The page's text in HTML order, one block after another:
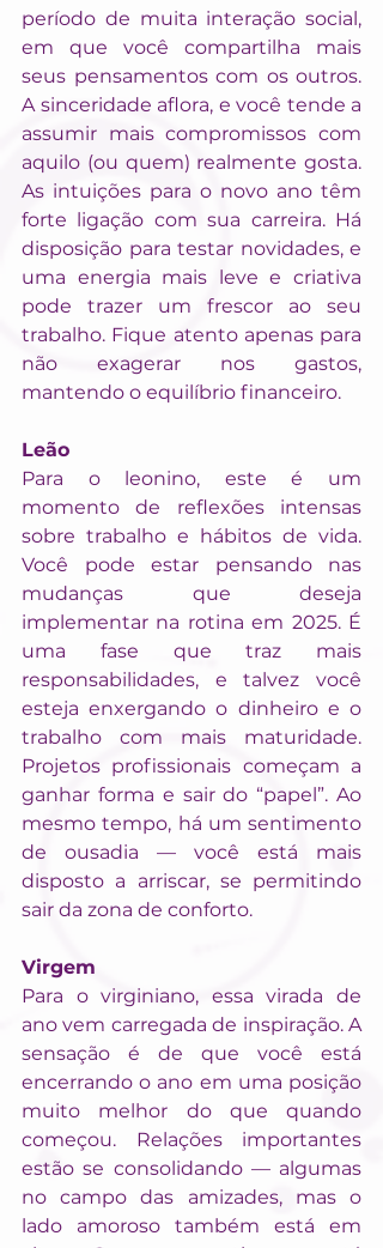
período de muita interação social,
em que você compartilha mais
seus pensamentos com os outros.
A sinceridade aflora, e você tende a
assumir mais compromissos com
aquilo (ou quem) realmente gosta.
As intuições para o novo ano têm
forte ligação com sua carreira. Há
disposição para testar novidades, e
uma energia mais leve e criativa
pode trazer um frescor ao seu
trabalho. Fique atento apenas para
não exagerar nos gastos,
mantendo o equilíbrio financeiro.
Leão
Para o leonino, este é um
momento de reflexões intensas
sobre trabalho e hábitos de vida.
Você pode estar pensando nas
mudanças que deseja
implementar na rotina em 2025. É
uma fase que traz mais
responsabilidades, e talvez você
esteja enxergando o dinheiro e o
trabalho com mais maturidade.
Projetos profissionais começam a
ganhar forma e sair do “papel”. Ao
mesmo tempo, há um sentimento
de ousadia — você está mais
disposto a arriscar, se permitindo
sair da zona de conforto.
Virgem
Para o virginiano, essa virada de
ano vem carregada de inspiração. A
sensação é de que você está
encerrando o ano em uma posição
muito melhor do que quando
começou. Relações importantes
estão se consolidando — algumas
no campo das amizades, mas o
lado amoroso também está em